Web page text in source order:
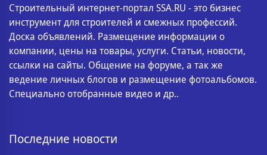
Строительный интернет-портал SSA.RU - это бизнес
инструмент для строителей и смежных профессий.
Доска объявлений. Размещение информации о
компании, цены на товары, услуги. Статьи, новости,
ссылки на сайты. Общение на форуме, а так же
ведение личных блогов и размещение фотоальбомов.
Специально отобранные видео и др..
Последние новости